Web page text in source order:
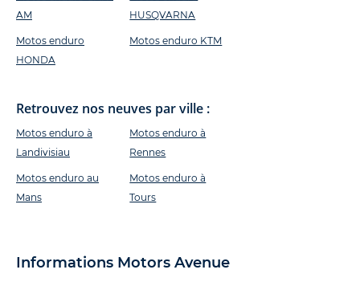
AM
Motos enduro
HONDA
HUSQVARNA
Motos enduro KTM
Retrouvez nos neuves par ville :
Motos enduro à
Landivisiau
Motos enduro au
Mans
Motos enduro à
Rennes
Motos enduro à
Tours
Informations Motors Avenue